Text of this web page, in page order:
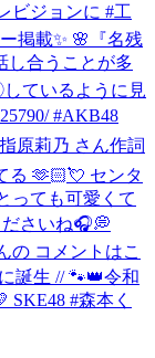
ビジョンに #工
掲載✨ 🌸『名残
し合うことが多
ているように見
#AKB48
原莉乃 さん作詞
る 🫶🏻💘 センタ
っても可愛くて
さいね🎧💭
の コメントはこ
誕生 // 🐾👑令和
#森本く